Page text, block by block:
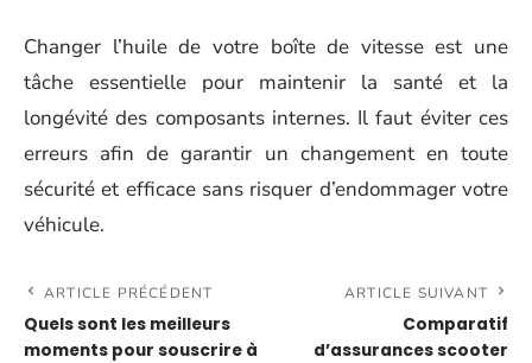
Changer l’huile de votre boîte de vitesse est une
tâche essentielle pour maintenir la santé et la
longévité des composants internes. Il faut éviter ces
erreurs afin de garantir un changement en toute
sécurité et efficace sans risquer d’endommager votre
véhicule.
ARTICLE PRÉCÉDENT
Quels sont les meilleurs
moments pour souscrire à
ARTICLE SUIVANT
Comparatif
d’assurances scooter